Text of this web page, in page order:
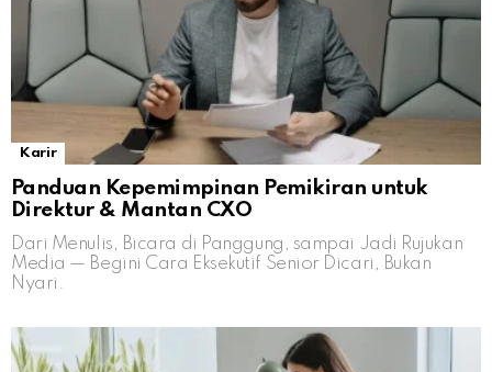
Karir
Panduan Kepemimpinan Pemikiran untuk
Direktur & Mantan CXO
Dari Menulis, Bicara di Panggung, sampai Jadi Rujukan
Media — Begini Cara Eksekutif Senior Dicari, Bukan
Nyari.